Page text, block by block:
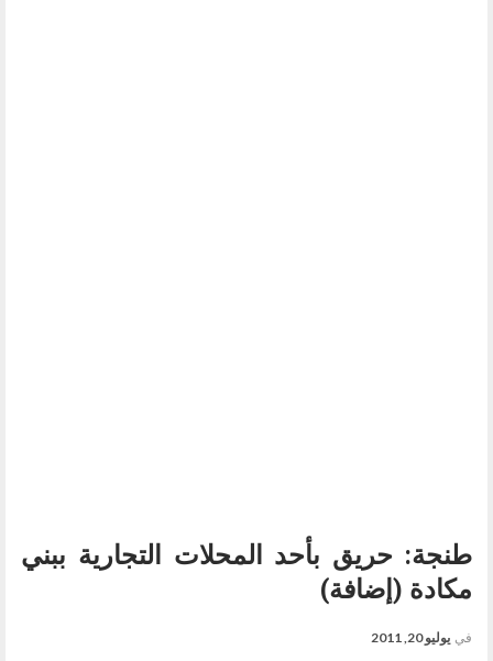
طنجة: حريق بأحد المحلات التجارية ببني
مكادة (إضافة)
في يوليو 20, 2011